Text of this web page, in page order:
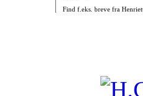
Find f.eks. breve fra